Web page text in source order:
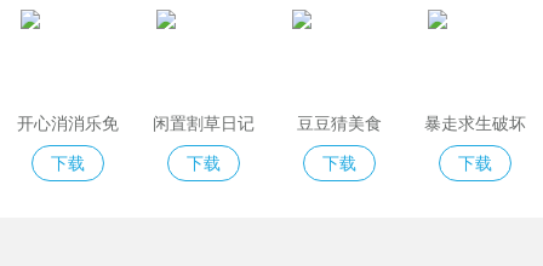
开心消消乐免
费版
下载
闲置割草日记
下载
豆豆猜美食
下载
暴走求生破坏
模拟器
下载